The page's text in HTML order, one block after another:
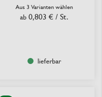
Aus 3 Varianten wählen
ab 0,803 € / St.
lieferbar